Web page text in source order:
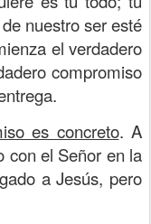
nuestro ser esté
el verdadero
compromiso
es concreto. A
con el Señor en la
a Jesús, pero